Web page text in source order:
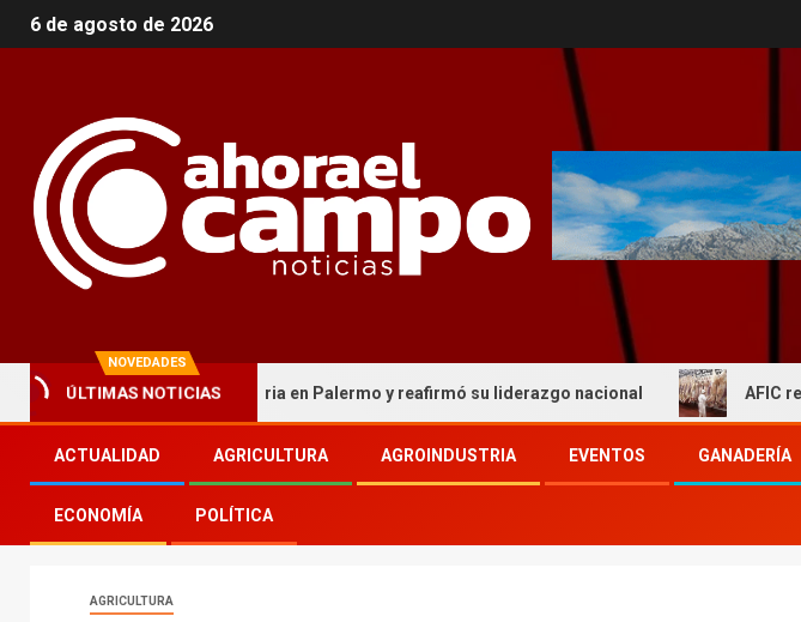
6 de agosto de 2026
NOVEDADES
ÚLTIMAS NOTICIAS
cordobesa hizo historia en Palermo y reafirmó su liderazgo nacional AFIC respaldo
ACTUALIDAD AGRICULTURA AGROINDUSTRIA EVENTOS GANADERÍA
ECONOMÍA POLÍTICA
AGRICULTURA